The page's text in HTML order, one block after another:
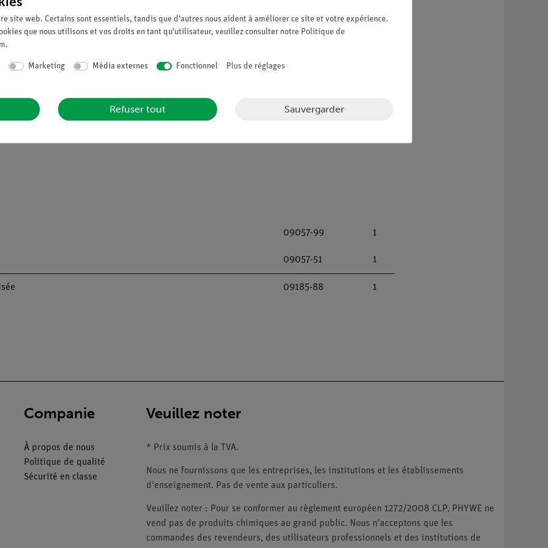
09057-99 1
09057-51 1
09185-88 1
Companie
À propos de nous
Politique de qualité
Sécurité en classe
Veuillez noter
* Prix soumis à la TVA.
Nous ne fournissons que les entreprises, les institutions et les établissements
d'enseignement. Pas de vente aux particuliers.
Veuillez noter : Pour se conformer au règlement européen 1272/2008 CLP, PHYWE ne
vend pas de produits chimiques au grand public. Nous n'acceptons que les
commandes des revendeurs, des utilisateurs professionnels et des institutions de
site web. Certains sont essentiels, tandis que d'autres nous aident à améliorer ce site et votre expérience.
que nous utilisons et vos droits en tant qu'utilisateur, veuillez consulter notre Politique de
.
Marketing Média externes Fonctionnel Plus de réglages
Refuser tout Sauvergarder